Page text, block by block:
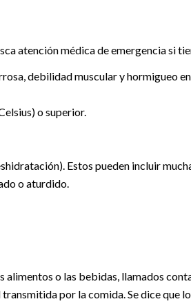
atención médica de emergencia si
debilidad muscular y hormigueo
o superior.
Estos pueden incluir
o aturdido.
alimentos o las bebidas, llamados
por la comida. Se dice que